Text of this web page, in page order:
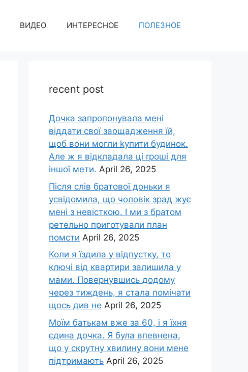
ВИДЕО ИНТЕРЕСНОЕ ПОЛЕЗНОЕ
recent post
Дочка запpопонувала мені
віддати свої заощадження їй,
щоб вони могли kупити будинок.
Але ж я відкладала ці rроші для
іншої мети. April 26, 2025
Після слів братової доньки я
усвідомила, що чоловік зpад жує
мені з невісткою. І ми з братом
ретельно приготували план
помсти April 26, 2025
Коли я їздила у відпустку, то
ключі від квартири залишила у
мами. Повернувшись додому
через тиждень, я стала помічати
щось див не April 26, 2025
Моїм батькам вже за 60, і я їхня
єдина дочка. Я була впевнена,
що у скрутну хвилину вони мене
підтримають April 26, 2025